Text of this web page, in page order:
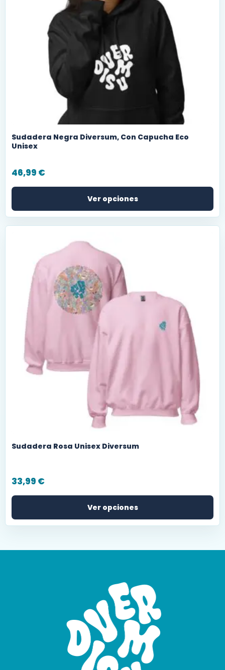
Sudadera Negra Diversum, Con Capucha Eco
Unisex
46,99 €
Ver opciones
Sudadera Rosa Unisex Diversum
33,99 €
Ver opciones